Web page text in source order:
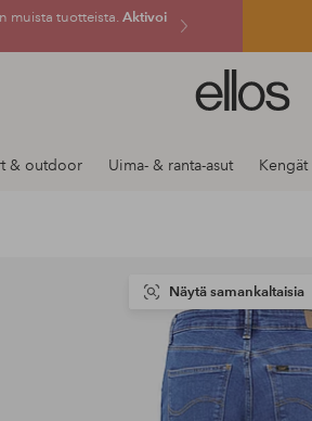
muista tuotteista. Aktivoi
Ellos-
logo
siirry
& outdoor Uima- & ranta-asut Kengät
Näytä samankaltaisia